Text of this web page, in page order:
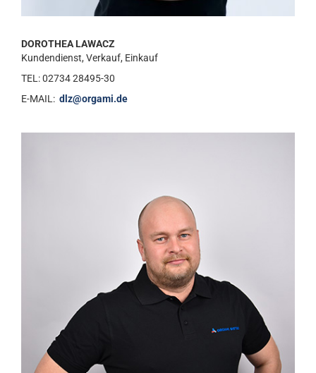
DOROTHEA LAWACZ
Kundendienst, Verkauf, Einkauf
TEL: 02734 28495-30
E-MAIL: dlz@orgami.de